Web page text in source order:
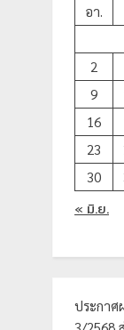
อา.
2
9
16
23
30
« มิ.ย.
ประกา